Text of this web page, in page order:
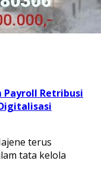
Payroll Retribusi
terus
tata kelola